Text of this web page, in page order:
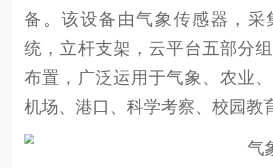
备。该设备由气象传感器，
统，立杆支架，云平台五部分
布置，广泛运用于气象、农业
机场、港口、科学考察、校园教